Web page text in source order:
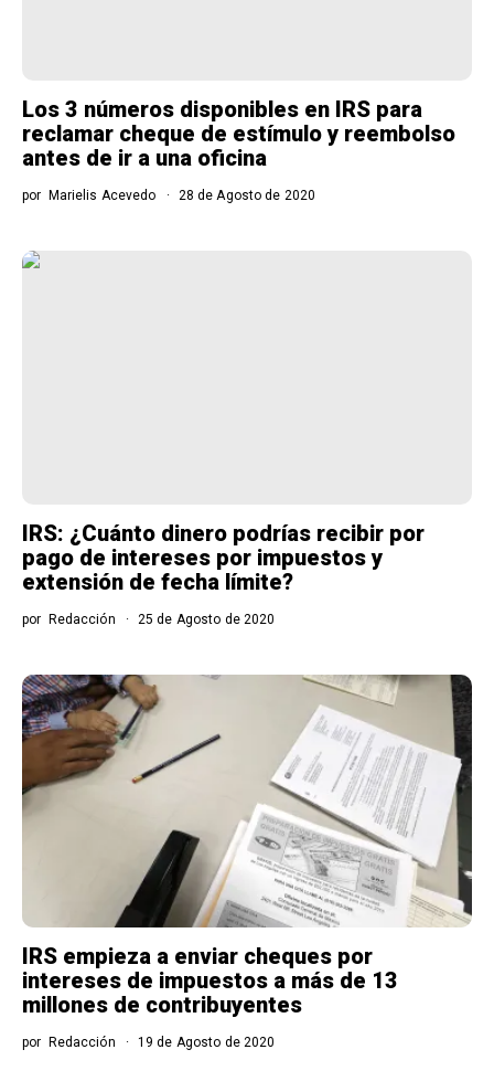
Los 3 números disponibles en IRS para
reclamar cheque de estímulo y reembolso
antes de ir a una oficina
por Marielis Acevedo 28 de Agosto de 2020
IRS: ¿Cuánto dinero podrías recibir por
pago de intereses por impuestos y
extensión de fecha límite?
por Redacción 25 de Agosto de 2020
IRS empieza a enviar cheques por
intereses de impuestos a más de 13
millones de contribuyentes
por Redacción 19 de Agosto de 2020